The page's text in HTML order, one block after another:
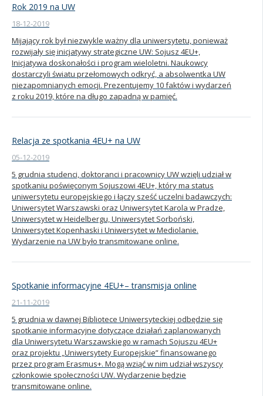
Rok 2019 na UW
18-12-2019
Mijający rok był niezwykle ważny dla uniwersytetu, ponieważ
rozwijały się inicjatywy strategiczne UW: Sojusz 4EU+,
Inicjatywa doskonałości i program wieloletni. Naukowcy
dostarczyli światu przełomowych odkryć, a absolwentka UW
niezapomnianych emocji. Prezentujemy 10 faktów i wydarzeń
z roku 2019, które na długo zapadną w pamięć.
Relacja ze spotkania 4EU+ na UW
05-12-2019
5 grudnia studenci, doktoranci i pracownicy UW wzięli udział w
spotkaniu poświęconym Sojuszowi 4EU+, który ma status
uniwersytetu europejskiego i łączy sześć uczelni badawczych:
Uniwersytet Warszawski oraz Uniwersytet Karola w Pradze,
Uniwersytet w Heidelbergu, Uniwersytet Sorboński,
Uniwersytet Kopenhaski i Uniwersytet w Mediolanie.
Wydarzenie na UW było transmitowane online.
Spotkanie informacyjne 4EU+– transmisja online
21-11-2019
5 grudnia w dawnej Bibliotece Uniwersyteckiej odbędzie się
spotkanie informacyjne dotyczące działań zaplanowanych
dla Uniwersytetu Warszawskiego w ramach Sojuszu 4EU+
oraz projektu „Uniwersytety Europejskie” finansowanego
przez program Erasmus+. Mogą wziąć w nim udział wszyscy
członkowie społeczności UW. Wydarzenie będzie
transmitowane online.